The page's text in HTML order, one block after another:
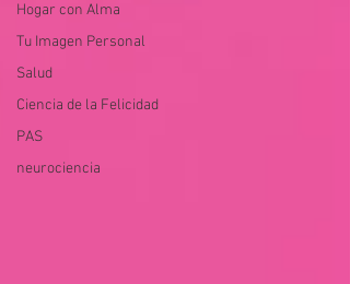
Hogar con Alma
Tu Imagen Personal
Salud
Ciencia de la Felicidad
PAS
neurociencia